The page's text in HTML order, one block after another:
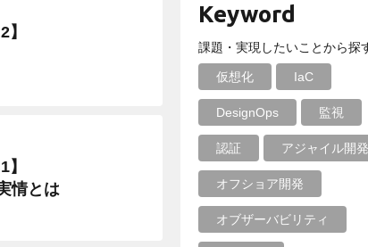
情とは
Keyword
課題・実現したいことから探
仮想化 IaC
DesignOps 監視
認証 アジャイル開発
オフショア開発
オブザーバビリティ